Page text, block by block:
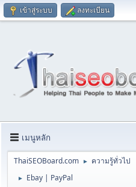
เข้าสู่ระบบ ลงทะเบียน
เมนูหลัก
ThaiSEOBoard.com ► ความรู้ทั่วไป
►
Ebay | PayPal